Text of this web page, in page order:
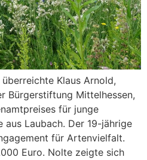
Klaus Arnold,
Bürgerstiftung Mittelhessen,
für junge
aus Laubach. Der 19-jährige
für Artenvielfalt.
Euro. Nolte zeigte sich